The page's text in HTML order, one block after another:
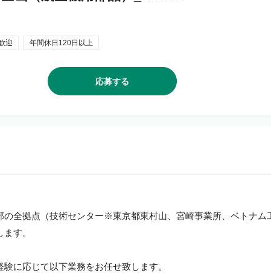
迎 年間休日120日以上
応募する
の全拠点（技術センター※東京都東村山、宮崎事業所、ベトナム
す。
験に応じて以下業務をお任せ致します。